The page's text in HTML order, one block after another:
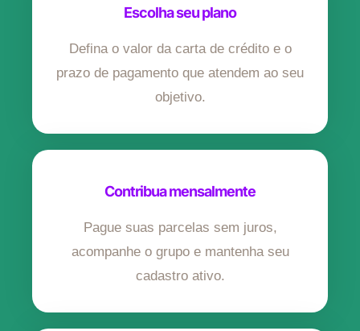
Escolha seu plano
Defina o valor da carta de crédito e o
prazo de pagamento que atendem ao seu
objetivo.
Contribua mensalmente
Pague suas parcelas sem juros,
acompanhe o grupo e mantenha seu
cadastro ativo.